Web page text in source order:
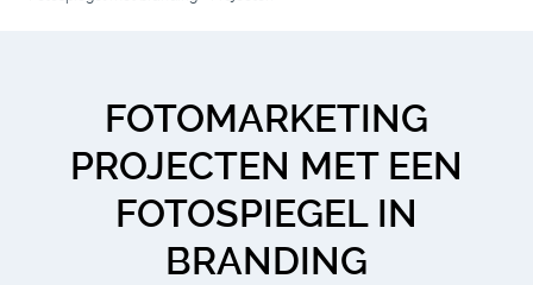
FOTOMARKETING
PROJECTEN MET EEN
FOTOSPIEGEL IN
BRANDING